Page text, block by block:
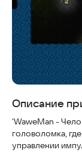
Описание
'WaweMan -
головоломка,
управлении